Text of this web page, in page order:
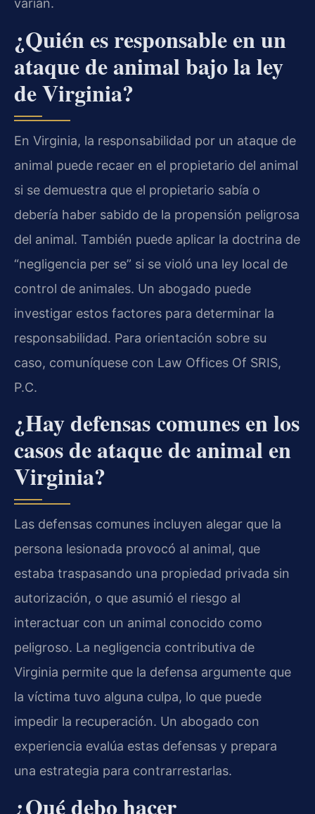
varían.
¿Quién es responsable en un
ataque de animal bajo la ley
de Virginia?
En Virginia, la responsabilidad por un ataque de
animal puede recaer en el propietario del animal
si se demuestra que el propietario sabía o
debería haber sabido de la propensión peligrosa
del animal. También puede aplicar la doctrina de
“negligencia per se” si se violó una ley local de
control de animales. Un abogado puede
investigar estos factores para determinar la
responsabilidad. Para orientación sobre su
caso, comuníquese con Law Offices Of SRIS,
P.C.
¿Hay defensas comunes en los
casos de ataque de animal en
Virginia?
Las defensas comunes incluyen alegar que la
persona lesionada provocó al animal, que
estaba traspasando una propiedad privada sin
autorización, o que asumió el riesgo al
interactuar con un animal conocido como
peligroso. La negligencia contributiva de
Virginia permite que la defensa argumente que
la víctima tuvo alguna culpa, lo que puede
impedir la recuperación. Un abogado con
experiencia evalúa estas defensas y prepara
una estrategia para contrarrestarlas.
¿Qué debo hacer